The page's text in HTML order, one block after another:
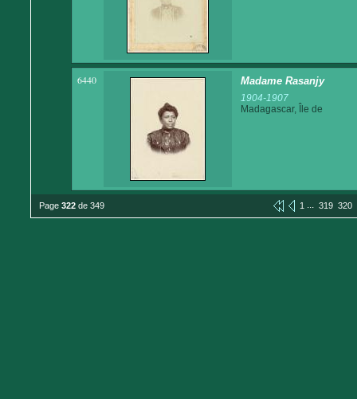
6440 Madame Rasanjy
1904-1907
Madagascar, Île de
Page 322 de 349 1 ... 319 320